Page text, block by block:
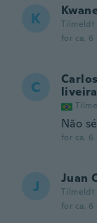
K Tilmeldt
for ca. 6
C
liveira
Não
for ca. 6
J Juan
Tilmeldt
for ca. 6